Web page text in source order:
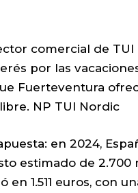
comercial de TUI
por las
Fuerteventura
NP TUI Nordic
en 2024,
estimado de 2.700
1.511 euros, con